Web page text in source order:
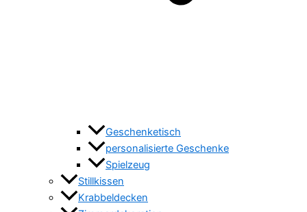
Geschenketisch
personalisierte Geschenke
Spielzeug
Stillkissen
Krabbeldecken